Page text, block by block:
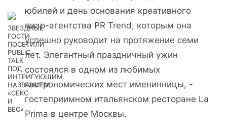
ЗВЕЗДНЫЕ
ГОСТИ
ПОСЕТИЛИ
PUBLIC
TALK
ПОД
ИНТРИГУЮЩИМ
НАЗВАНИЕМ
«СЕКС
И
ВЕС»
юбилей и день основания креативного
пиар-агентства PR Trend, которым она
успешно руководит на протяжение семи
лет. Элегантный праздничный ужин
состоялся в одном из любимых
гастрономических мест именинницы, -
гостеприимном итальянском ресторане La
Prima в центре Москвы.